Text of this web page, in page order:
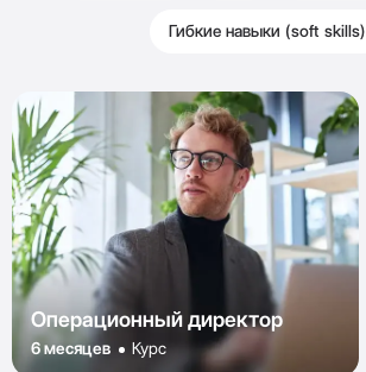
Гибкие навыки (soft skills)
Операционный директор
6 месяцев Курс